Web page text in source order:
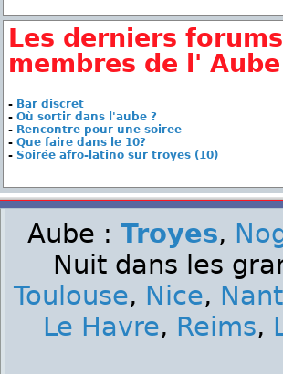
Les derniers
membres de l' Aube
- Bar discret
- Où sortir dans l'aube ?
- Rencontre pour une soiree
- Que faire dans le 10?
- Soirée afro-latino sur troyes (10)
Aube : Troyes,
Nuit dans les
Toulouse, Nice,
Le Havre, Reims,